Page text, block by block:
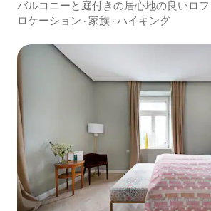
バルコニーと庭付きの居心地の良いロ
ロケーション · 家族 · ハイキング